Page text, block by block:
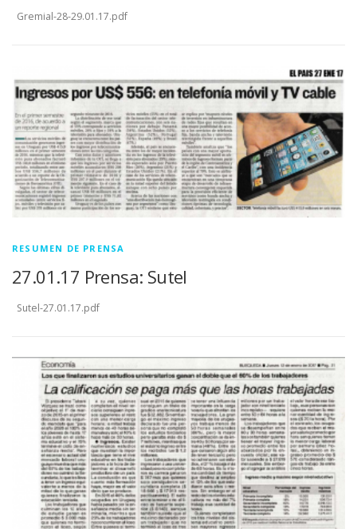
Gremial-28-29.01.17.pdf
RESUMEN DE PRENSA
27.01.17 Prensa: Sutel
Sutel-27.01.17.pdf